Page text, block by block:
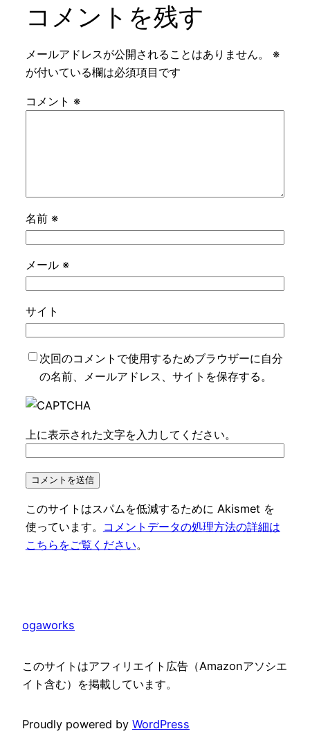
コメントを残す
メールアドレスが公開されることはありません。
※
が付いている欄は必須項目です
コメント ※
名前 ※
メール ※
サイト
次回のコメントで使用するためブラウザーに自分
の名前、メールアドレス、サイトを保存する。
上に表示された文字を入力してください。
このサイトはスパムを低減するために Akismet を
使っています。
コメントデータの処理方法の詳細は
こちらをご覧ください。
ogaworks
このサイトはアフィリエイト広告（Amazonアソシエ
イト含む）を掲載しています。
Proudly powered by WordPress